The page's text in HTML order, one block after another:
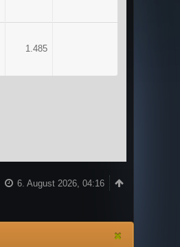
1.485
6. August 2026, 04:16